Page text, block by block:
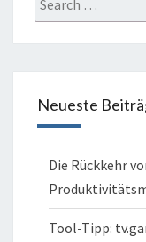
for:
Neueste
Die Rückkehr
Tool-Tipp: